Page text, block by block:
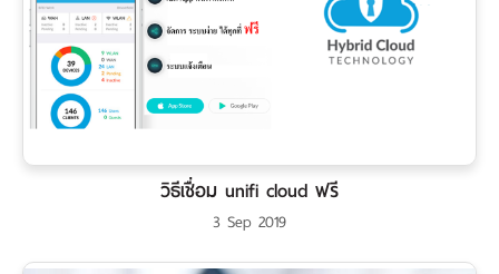
วิธีเชื่อม unifi cloud ฟรี
3 Sep 2019